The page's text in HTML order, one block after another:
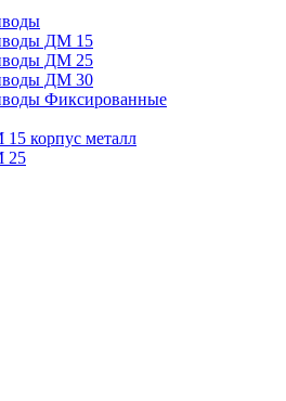
ДМ 15
ДМ 25
ДМ 30
Фиксированные
корпус металл
25